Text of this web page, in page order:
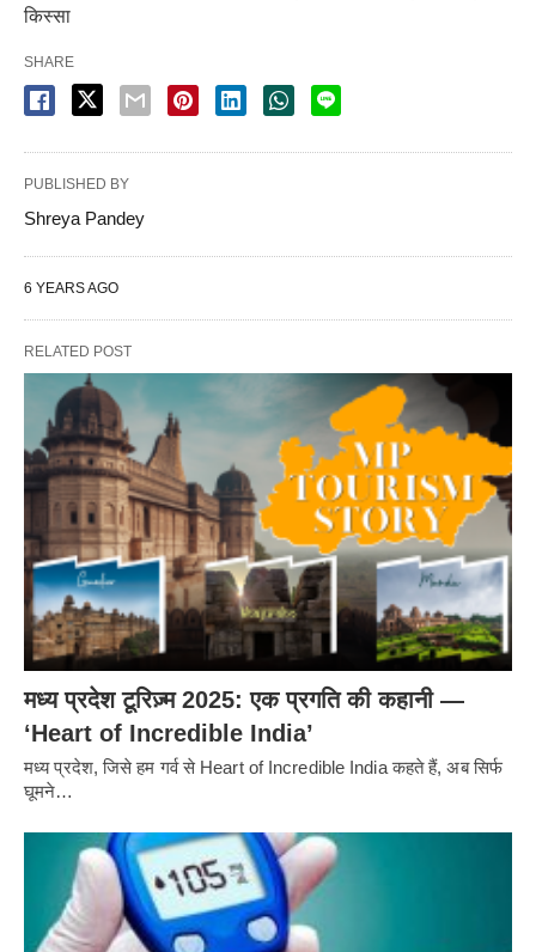
किस्सा
SHARE
PUBLISHED BY
Shreya Pandey
6 YEARS AGO
RELATED POST
मध्य प्रदेश टूरिज़्म 2025: एक प्रगति की कहानी —
‘Heart of Incredible India’
मध्य प्रदेश, जिसे हम गर्व से Heart of Incredible India कहते हैं, अब सिर्फ
घूमने…